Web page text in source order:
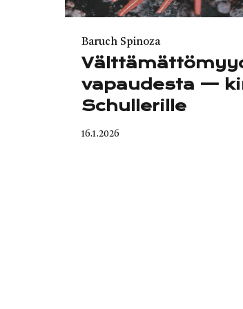
Category
Baruch Spinoza
vapaudesta —
Schullerille
Published
16.1.2026